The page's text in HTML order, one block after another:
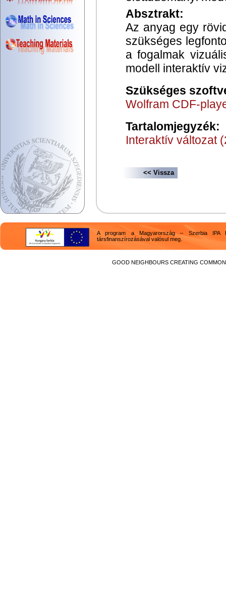
Absztrakt:
Az anyag egy
szükséges
a fogalmak
modell interaktív
Szükséges
Wolfram CDF-
Tartalomjegyzék:
Interaktív változat
<< Vissza
A program a Magyarország – Szerbia IPA
társfinanszírozásával valósul meg.
GOOD NEIGHBOURS CREATING